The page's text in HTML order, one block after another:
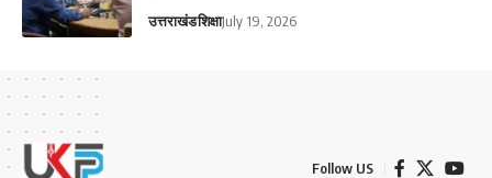
उत्तराखंडशिक्षाJuly 19, 2026
Follow US